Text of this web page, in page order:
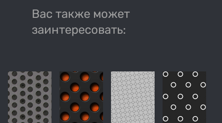
Вас также может
заинтересовать: